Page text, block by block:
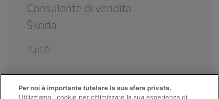
Consulente di vendita
Škoda
it,pt,fr
Per noi è importante tutelare la sua sfera privata.
Utilizziamo i cookie per ottimizzare la sua esperienza di